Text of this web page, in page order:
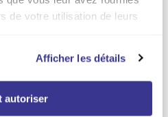
de votre utilisation de leurs
Afficher les détails
autoriserAbonnement Cuisine